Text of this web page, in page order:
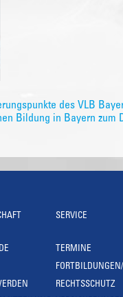
des VLB
Bildung in Bayern zum
SERVICE
TERMINE
RECHTSSCHUTZ